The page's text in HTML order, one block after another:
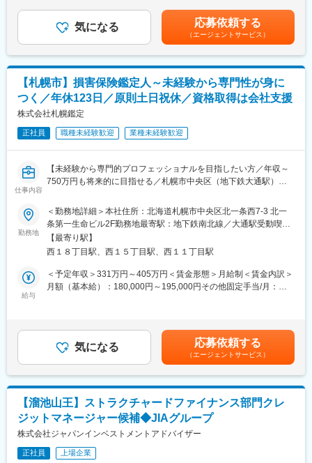
■入社後の流れ
入社後は3級損害保険登録人の認定試験合格に向けて、業務時間内
に勉強をしていただきます。
試験は年2回（1月・7月）実施しており、入社後は最短での合格
を目指していただきます。
建築・土木・電気関係の資格をお持ちの方は、保有資格に応じて
給与がプラスされます。
損害保険登録人資格合格後は大幅な年収アップも期待できます。
万円
（2）10年目：2級鑑定人、専門資格なし 年収750万円
変更の範囲：会社の定める業務
・事故発生現場や被害案件に対する詳細な調査・ヒアリングを実
施し、事故原因を科学的かつ客観的に特定
・現場確認や資料分析を通じて損害額を公正に査定し、保険金支
提案や指導を契約者・顧客に実施
・契約者や保険会社向けに事故防止を目的としたコンサルティン
グメニューの開発や運用
■扱うサービス
損害保険会社からの事故調査・コンサルティング依頼全般
■組織構成
リスクエンジニアリング部・損害鑑定グループ（8名体制、中途入
社者中心）
■業務の魅力
専門性を活かした事故原因解明や再発防止提案を通じて社会貢献
ができ、契約者からの信頼も高まります。保険金支払に直結する
責任ある業務を担い、成果が目に見える点も魅力です。
■教育体制
専門研修やOJT、資格取得支援、外部研修などスキルアップ支援
在宅勤務中心（月2～5回程度出社、週1～2回全国出張）、フレッ
クス制度導入、原則転勤なしで柔軟な働き方が可能です。
■想定されるキャリアパス
事故解析・コンサル領域の専門家として活躍し、将来的にはメニ
ュー開発や組織マネジメントも目指せます。
■企業の特徴/魅力
高度な専門性を社会貢献や顧客価値創造に活かせる環境です。
給与補足＞・記載の年収はあくまでも目安です。当社社規程によ
り決定致します。・12分割または16分割を選択いただきます。※
入社初年度は12分割となります。賃金はあくまでも目安の金額で
あり、選考を通じて上下する可能性があります。月給(月額)は固定
手当を含めた表記です。
気になる 応募依頼する
（エージェントサービス）
【札幌市】損害保険鑑定人～未経験から専門性が身に
つく／年休123日／原則土日祝休／資格取得は会社支援
株式会社札幌鑑定
正社員 職種未経験歓迎 業種未経験歓迎
仕事内容
【未経験から専門的プロフェッショナルを目指したい方／年収～
750万円も将来的に目指せる／札幌市中央区（地下鉄大通駅）損
築・土木・電気関係の資格保有者歓迎】
★未経験者活躍中！（アパレル、塾講師、農協、営業、製造な
ど）
★会社支援で、一生モノの専門性得られます。
★年休123日、高年収も目指せる環境です。
として、公正な判断をする仕事となります。
・発生した原因の確認、契約者へのヒアリング
・損害部分の様々な角度からの撮影
・立会調査先の間取り図のメモ（帰社後、間取り図を作成しま
す）
2.現地調査で得た情報をもとに損害額を算定します。
3.損害額の算定結果を損害保険会社へ報告をします。
勤務地
＜勤務地詳細＞本社住所：北海道札幌市中央区北一条西7-3 北一
条第一生命ビル2F勤務地最寄駅：地下鉄南北線／大通駅受動喫煙
対策：敷地内喫煙可能場所あり変更の範囲：会社の定める事業所
【最寄り駅】
西１８丁目駅、西１５丁目駅、西１１丁目駅
給与
＜予定年収＞331万円～405万円＜賃金形態＞月給制＜賃金内訳＞
月額（基本給）：180,000円～195,000円その他固定手当/月：
賞与 年3回 （5月、9月、12月）※会社規定あり■鑑定人資格取得
により資格手当支給（月額 3級＝2万円、2級＝10万円、1級＝18
万円）賃金はあくまでも目安の金額であり、選考を通じて上下す
る可能性があります。月給(月額)は固定手当を含めた表記です。
気になる 応募依頼する
（エージェントサービス）
【溜池山王】ストラクチャードファイナンス部門クレ
ジットマネージャー候補◆JIAグループ
株式会社ジャパンインベストメントアドバイザー
正社員 上場企業